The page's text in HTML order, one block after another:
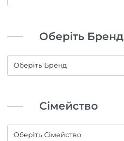
Оберіть Бренд
Сімейство